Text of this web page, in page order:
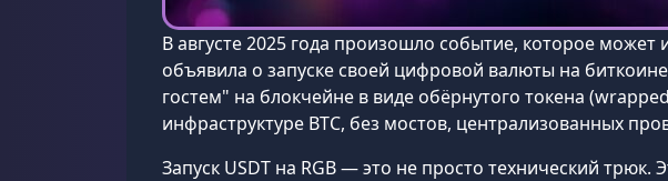
В августе 2025 года произошло событие, которое
объявила о запуске своей цифровой валюты на
гостем" на блокчейне в виде обёрнутого токена
инфраструктуре BTC, без мостов, централизованных
Запуск USDT на RGB — это не просто технический трюк.